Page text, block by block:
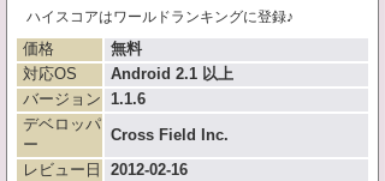
ハイスコアはワールドランキングに登録♪
価格
無料
対応OS
Android 2.1 以上
バージョン
1.1.6
デベロッパ
ー
Cross Field Inc.
レビュー日 2012-02-16